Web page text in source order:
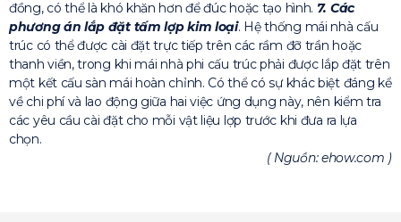
đồng, có thể là khó khăn hơn để đúc hoặc tạo hình. 7. Các
phương án lắp đặt tấm lợp kim loại. Hệ thống mái nhà cấu
trúc có thể được cài đặt trực tiếp trên các rầm đỡ trần hoặc
thanh viền, trong khi mái nhà phi cấu trúc phải được lắp đặt trên
một kết cấu sàn mái hoàn chỉnh. Có thể có sự khác biệt đáng kể
về chi phí và lao động giữa hai việc ứng dụng này, nên kiểm tra
các yêu cầu cài đặt cho mỗi vật liệu lợp trước khi đưa ra lựa
chọn.
( Nguồn: ehow.com )